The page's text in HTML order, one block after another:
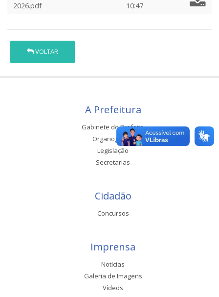
2026.pdf
10:47
VOLTAR
A Prefeitura
Gabinete do Prefeito
Organograma
Legislação
Secretarias
Cidadão
Concursos
Imprensa
Notícias
Galeria de Imagens
Vídeos